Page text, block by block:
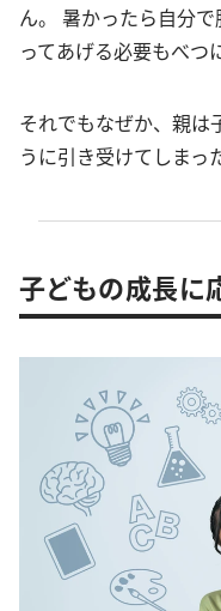
ん。 暑かったら自分
ってあげる必要もべつ
それでもなぜか、親は
うに引き受けてしまっ
子どもの成長に